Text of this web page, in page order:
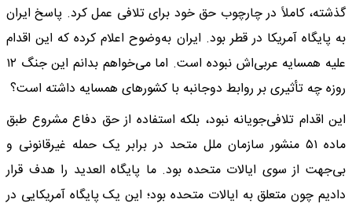
گذشته، کاملاً در چارچوب حق خود برای تلافی عمل کرد. پاسخ ایران
به پایگاه آمریکا در قطر بود. ایران به‌وضوح اعلام کرده که این اقدام
علیه همسایه عربی‌اش نبوده است. اما می‌خواهم بدانم این جنگ ۱۲
روزه چه تأثیری بر روابط دوجانبه با کشورهای همسایه داشته است؟
این اقدام تلافی‌جویانه نبود، بلکه استفاده از حق دفاع مشروع طبق
ماده ۵۱ منشور سازمان ملل متحد در برابر یک حمله غیرقانونی و
بی‌جهت از سوی ایالات متحده بود. ما پایگاه العدید را هدف قرار
دادیم چون متعلق به ایالات متحده بود؛ این یک پایگاه آمریکایی در